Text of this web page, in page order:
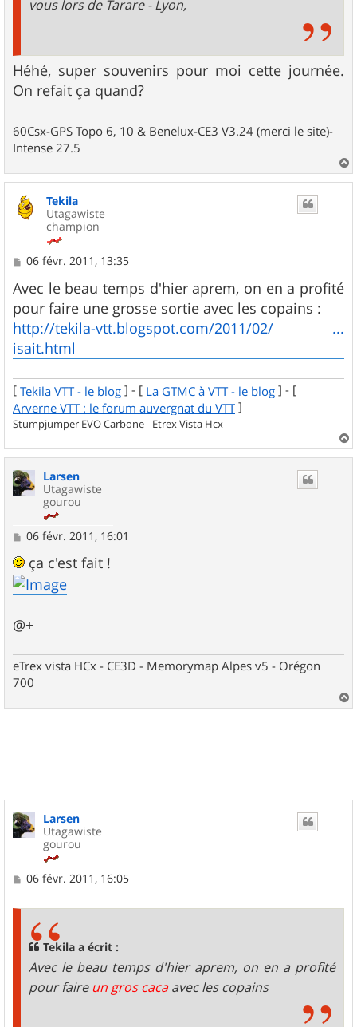
vous lors de Tarare - Lyon,
Héhé, super souvenirs pour moi cette journée.
On refait ça quand?
60Csx-GPS Topo 6, 10 & Benelux-CE3 V3.24 (merci le site)-
Intense 27.5
a
Tekila
Utagawiste
champion
M
s
s
a
g
e
06 févr. 2011, 13:35
Avec le beau temps d'hier aprem, on en a profité
pour faire une grosse sortie avec les copains :
http://tekila-vtt.blogspot.com/2011/02/ ...
isait.html
[ Tekila VTT - le blog ] - [ La GTMC à VTT - le blog ] - [
Arverne VTT : le forum auvergnat du VTT ]
Stumpjumper EVO Carbone - Etrex Vista Hcx
a
Larsen
Utagawiste
gourou
M
s
s
a
g
06 févr. 2011, 16:01
ça c'est fait !
@+
eTrex vista HCx - CE3D - Memorymap Alpes v5 - Orégon
700
a
Larsen
Utagawiste
gourou
M
06 févr. 2011, 16:05
Tekila a écrit :
Avec le beau temps d'hier aprem, on en a profité
pour faire un gros cacaavec les copains